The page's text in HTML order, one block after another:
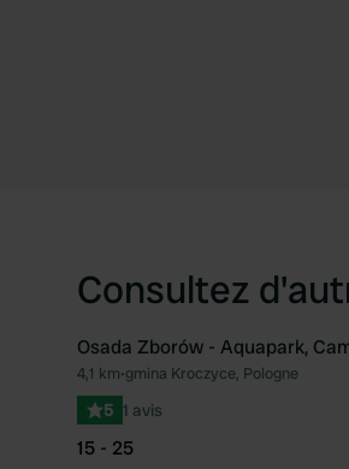
Consultez
Osada Zborów - Aquapark,
4,1 km•gmina Kroczyce, Pologne
5 1 avis
15 - 25